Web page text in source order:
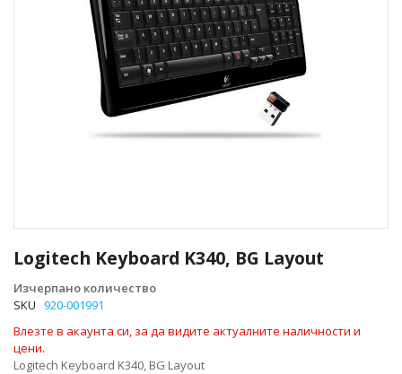
Logitech Keyboard K340, BG Layout
Изчерпано количество
SKU 920-001991
Влезте в акаунта си, за да видите актуалните наличности и
цени.
Logitech Keyboard K340, BG Layout
към
началото
на
галерия
снимки